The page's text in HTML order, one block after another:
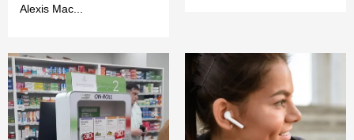
Alexis Mac...